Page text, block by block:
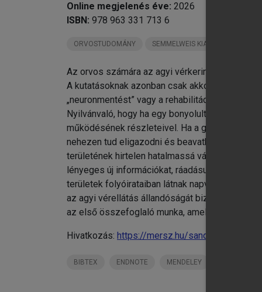
Online megjelenés éve: 2026
ISBN: 978 963 331 713 6
ORVOSTUDOMÁNY SEMMELWEIS KIADÓ KÖNYVEI
Az orvos számára az agyi vérkeringés
A kutatásoknak azonban csak akkor van
„neuronmentést” vagy a rehabilitációt
Nyilvánvaló, hogy ha egy bonyolult, de
működésének részleteivel. Ha a gyógyító
nehezen tud eligazodni és beavatkozni a
területének hirtelen hatalmassá vált
lényeges új információkat, ráadásul a
területek folyóirataiban látnak napvilágot. A
az agyi vérellátás állandóságát biztosító
az első összefoglaló munka, amely magyar
Hivatkozás: https://mersz.hu/sandor-benyo-
BIBTEX ENDNOTE MENDELEY